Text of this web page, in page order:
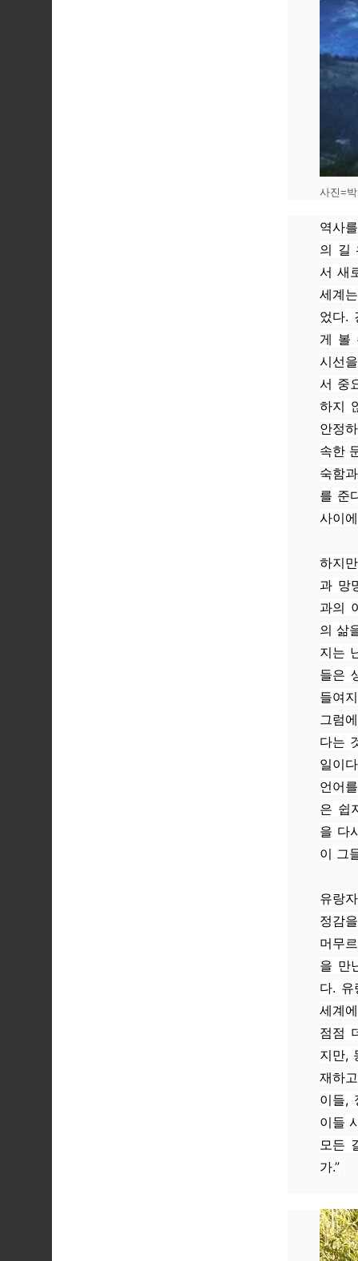
사진=
역사
의 길
서 새
세계
었다.
게 볼
시선
서 중
하지
안정
속한
숙함
를 준
사이
하지
과 망
과의
의 삶
지는
들은
들여
그럼
다는
일이
언어
은 쉽
을 다
이 그
유랑
정감
머무
을 만
다.
세계
점점
지만,
재하
이들,
이들
모든
가.”